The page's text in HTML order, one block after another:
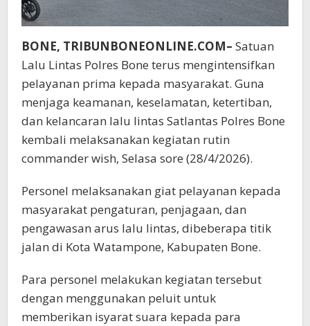
BONE, TRIBUNBONEONLINE.COM– Satuan
Lalu Lintas Polres Bone terus mengintensifkan
pelayanan prima kepada masyarakat. Guna
menjaga keamanan, keselamatan, ketertiban,
dan kelancaran lalu lintas Satlantas Polres Bone
kembali melaksanakan kegiatan rutin
commander wish, Selasa sore (28/4/2026).
Personel melaksanakan giat pelayanan kepada
masyarakat pengaturan, penjagaan, dan
pengawasan arus lalu lintas, dibeberapa titik
jalan di Kota Watampone, Kabupaten Bone.
Para personel melakukan kegiatan tersebut
dengan menggunakan peluit untuk
memberikan isyarat suara kepada para